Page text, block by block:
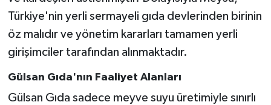
Türkiye'nin yerli sermayeli gıda devlerinden birinin
öz malıdır ve yönetim kararları tamamen yerli
girişimciler tarafından alınmaktadır.
Gülsan Gıda'nın Faaliyet Alanları
Gülsan Gıda sadece meyve suyu üretimiyle sınırlı